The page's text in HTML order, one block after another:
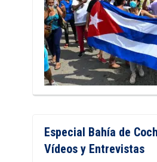
Especial Bahía de
Vídeos y Entrevistas